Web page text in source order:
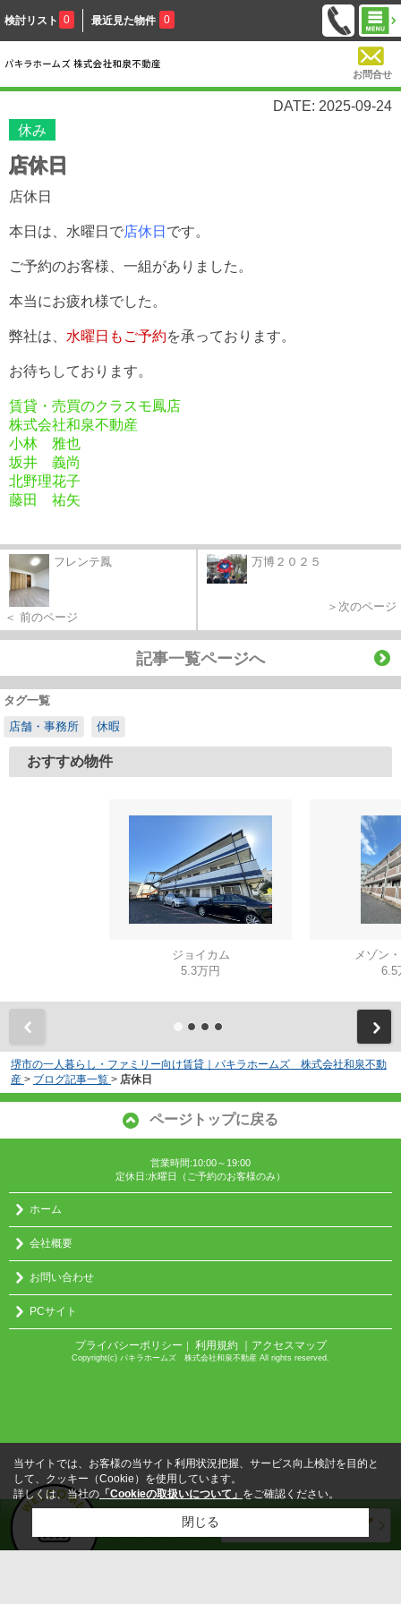
検討リスト 0 最近見た物件 0
お問合せ
DATE: 2025-09-24
休み
店休日
店休日
本日は、水曜日で店休日 です。
ご予約のお客様、一組がありました。
本当にお疲れ様でした。
弊社は、 水曜日もご予約を承っております。
お待ちしております。
賃貸・売買のクラスモ鳳店
株式会社和泉不動産
小林 雅也
坂井 義尚
北野理花子
藤田 祐矢
フレンテ鳳
＜ 前のページ
万博２０２５
＞次のページ
記事一覧ページへ
タグ一覧
店舗・事務所
休暇
おすすめ物件
ジョイカム
5.3万円
メゾン
6.5
堺市の一人暮らし・ファミリー向け賃貸｜パキラホームズ 株式会社和泉不動
産 > ブログ記事一覧 > 店休日
ページトップに戻る
営業時間:10:00～19:00
定休日:水曜日（ご予約のお客様のみ）
ホーム
会社概要
お問い合わせ
PCサイト
プライバシーポリシー ｜ 利用規約 ｜アクセスマップ
Copyright(c) パキラホームズ 株式会社和泉不動産 All rights reserved.
当サイトでは、お客様の当サイト利用状況把握、サービス向上検討を目的と
して、クッキー（Cookie）を使用しています。
詳しくは、当社の 「Cookieの取扱いについて」 をご確認ください。
閉じる